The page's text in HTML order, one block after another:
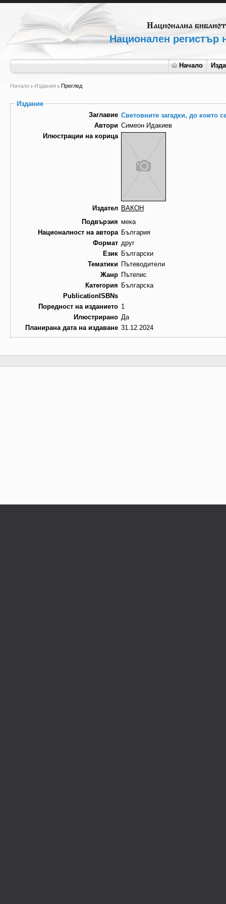
Национален регистър
Начало
Начало Издания Преглед
Издание
Заглавие Световните загадки, до които
Автори Симеон Идакиев
Илюстрации на корица
Издател ВАКОН
Подвързия мека
Националност на автора България
Формат друг
Език Български
Тематики Пътеводители
Жанр Пътепис
Категория Българска
PublicationISBNs
Поредност на изданието 1
Илюстрирано Да
Планирана дата на издаване 31.12.2024